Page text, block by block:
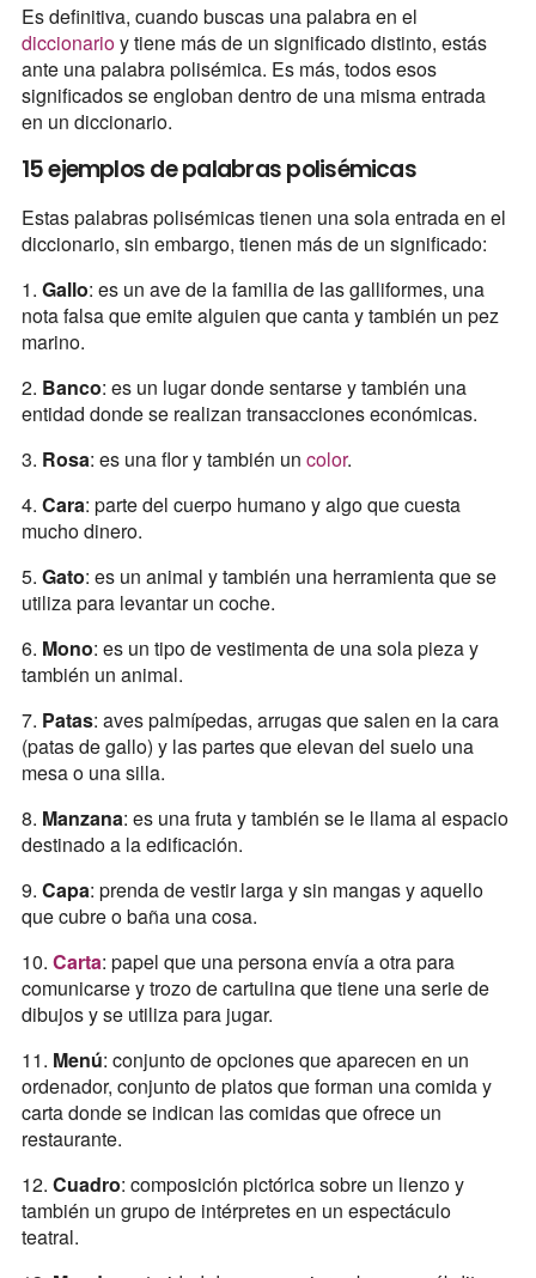
Es definitiva, cuando buscas una palabra en el
diccionarioy tiene más de un significado distinto, estás
ante una palabra polisémica. Es más, todos esos
significados se engloban dentro de una misma entrada
en un diccionario.
15 ejemplos de palabras polisémicas
Estas palabras polisémicas tienen una sola entrada en el
diccionario, sin embargo, tienen más de un significado:
1. Gallo: es un ave de la familia de las galliformes, una
nota falsa que emite alguien que canta y también un pez
marino.
2. Banco: es un lugar donde sentarse y también una
entidad donde se realizan transacciones económicas.
3. Rosa: es una flor y también un color.
4. Cara: parte del cuerpo humano y algo que cuesta
mucho dinero.
5. Gato: es un animal y también una herramienta que se
utiliza para levantar un coche.
6. Mono: es un tipo de vestimenta de una sola pieza y
también un animal.
7. Patas: aves palmípedas, arrugas que salen en la cara
(patas de gallo) y las partes que elevan del suelo una
mesa o una silla.
8. Manzana: es una fruta y también se le llama al espacio
destinado a la edificación.
9. Capa: prenda de vestir larga y sin mangas y aquello
que cubre o baña una cosa.
10. Carta: papel que una persona envía a otra para
comunicarse y trozo de cartulina que tiene una serie de
dibujos y se utiliza para jugar.
11. Menú: conjunto de opciones que aparecen en un
ordenador, conjunto de platos que forman una comida y
carta donde se indican las comidas que ofrece un
restaurante.
12. Cuadro: composición pictórica sobre un lienzo y
también un grupo de intérpretes en un espectáculo
teatral.